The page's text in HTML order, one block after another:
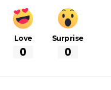
Love
0
Surprise
0